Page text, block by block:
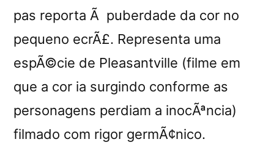
pas reporta Ã puberdade da cor no
pequeno ecrÃ£. Representa uma
espÃ©cie de Pleasantville (filme em
que a cor ia surgindo conforme as
personagens perdiam a inocÃªncia)
filmado com rigor germÃ¢nico.